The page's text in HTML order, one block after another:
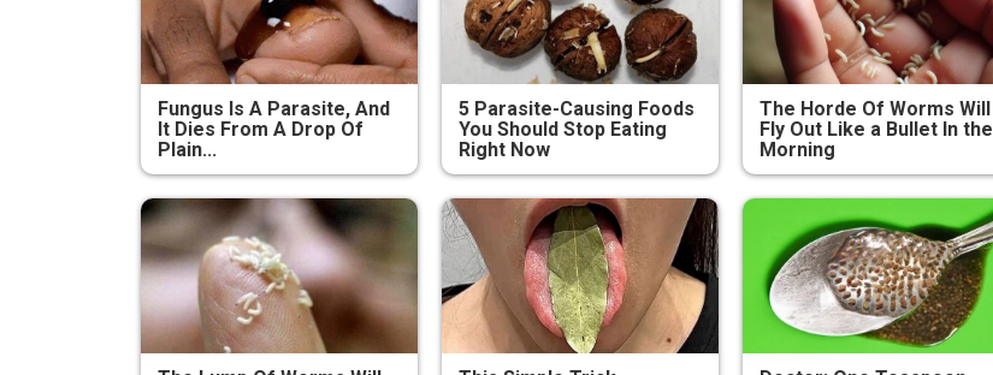
Fungus Is A Parasite, And
It Dies From A Drop Of
Plain...
5 Parasite-Causing Foods
You Should Stop Eating
Right Now
The Horde Of Worms Will
Fly Out Like a Bullet In the
Morning